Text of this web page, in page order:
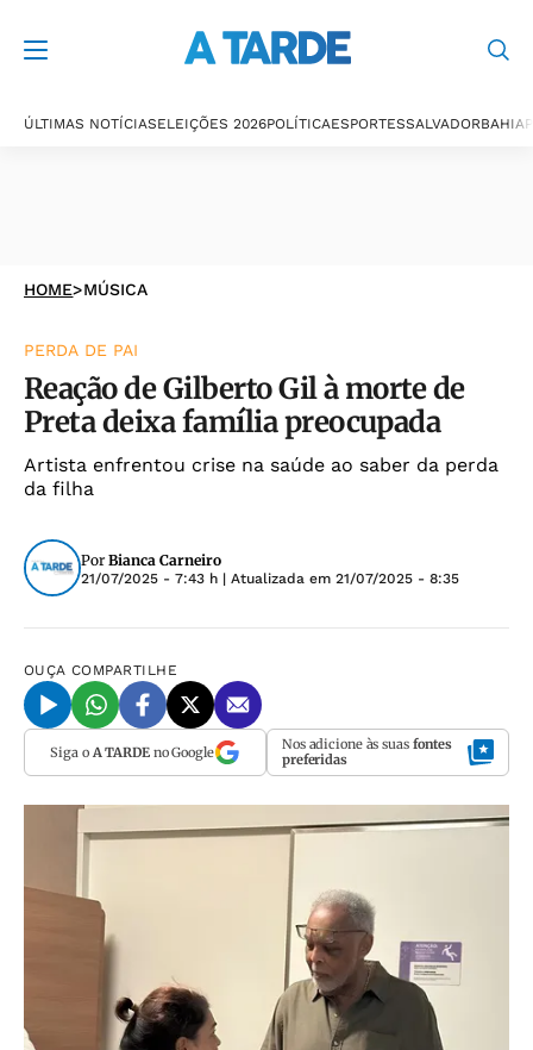
ÚLTIMAS NOTÍCIASELEIÇÕES 2026POLÍTICAESPORTESSALVADORBAHIA
HOME>MÚSICA
PERDA DE PAI
Reação de Gilberto Gil à morte de
Preta deixa família preocupada
Artista enfrentou crise na saúde ao saber da perda
da filha
Por Bianca Carneiro
21/07/2025 - 7:43 h | Atualizada em 21/07/2025 - 8:35
OUÇA COMPARTILHE
Siga o A TARDEno Google Nos adicione às suas fontes
preferidas